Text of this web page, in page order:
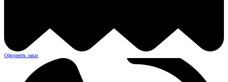
Оформить заказ